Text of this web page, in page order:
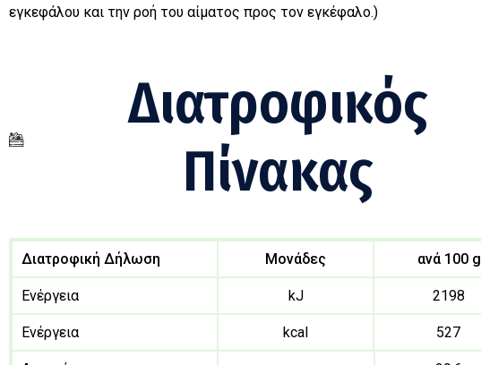
εγκεφάλου και την ροή του αίματος προς τον εγκέφαλο.)
Διατροφικός
Πίνακας
Διατροφική Δήλωση Μονάδες ανά 100 g
Ενέργεια kJ 2198
Ενέργεια kcal 527